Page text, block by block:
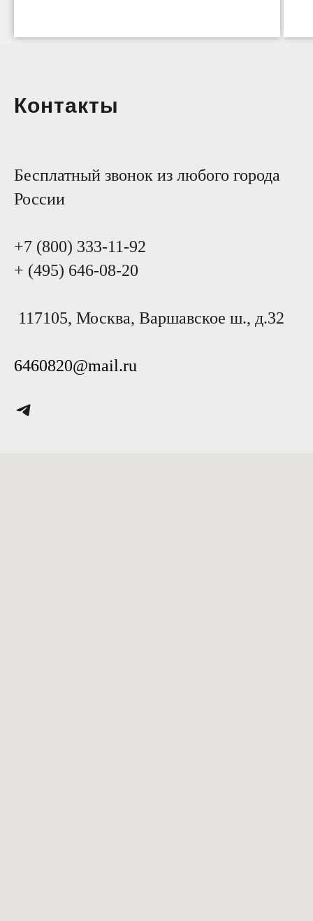
Контакты
Бесплатный звонок из любого города
России
+7 (800) 333-11-92
+ (495) 646-08-20
117105, Москва, Варшавское ш., д.32
6460820@mail.ru